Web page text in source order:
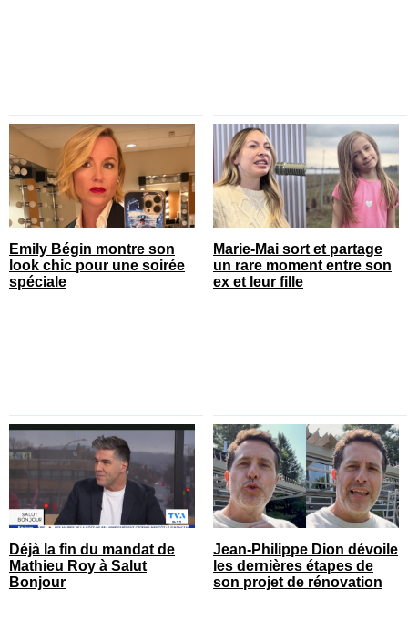
Emily Bégin montre son
look chic pour une soirée
spéciale
Marie-Mai sort et partage
un rare moment entre son
ex et leur fille
Déjà la fin du mandat de
Mathieu Roy à Salut
Bonjour
Jean-Philippe Dion dévoile
les dernières étapes de
son projet de rénovation